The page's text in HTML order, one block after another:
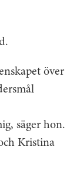
över
säger hon.
Kristina